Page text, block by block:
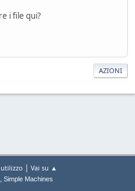
i file qui?
AZIONI
| Vai su ▲
, Simple Machines